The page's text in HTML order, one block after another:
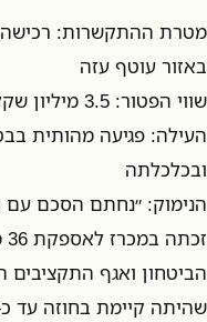
מטרת ההתקשרות: רכישה
באזור עוטף עזה
שווי הפטור: 3.5 מיליון שקל
העילה: פגיעה מהותית
ובכלכלתה
הנימוק: ״נחתם הסכם
הביטחון ואגף